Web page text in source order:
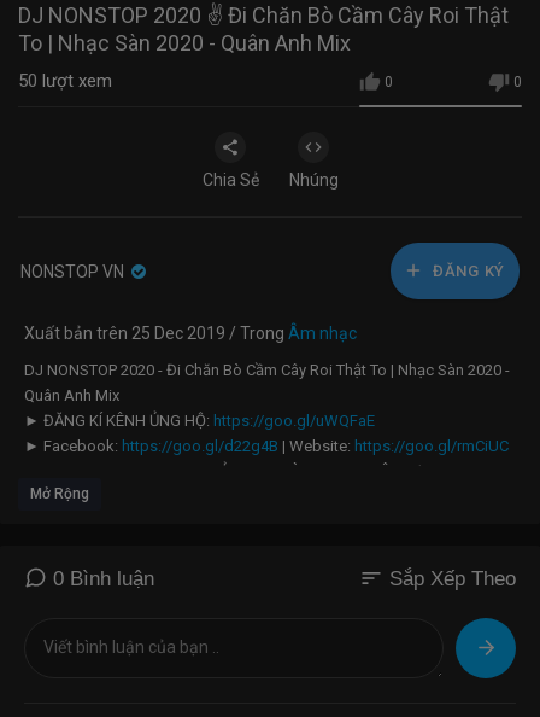
DJ NONSTOP 2020 ✌ Đi Chăn Bò Cầm Cây Roi Thật
To | Nhạc Sàn 2020 - Quân Anh Mix
0 0
50 lượt xem
Chia Sẻ Nhúng
NONSTOP VN ĐĂNG KÝ
Xuất bản trên 25 Dec 2019 / Trong Âm nhạc
DJ NONSTOP 2020 - Đi Chăn Bò Cầm Cây Roi Thật To | Nhạc Sàn 2020 -
Quân Anh Mix
► ĐĂNG KÍ KÊNH ỦNG HỘ: https://goo.gl/uWQFaE
► Facebook: https://goo.gl/d22g4B | Website: https://goo.gl/rmCiUC
► LINK DOWNLOAD MP3 & ẢNH VUI LÒNG XEM THÊM TẠI COMMENT
GHIM !
mẫu bên dưới
✉ E-mail:nonstopvn.tube@gmail.com
Mở Rộng
0 Bình luận sort Sắp Xếp Theo